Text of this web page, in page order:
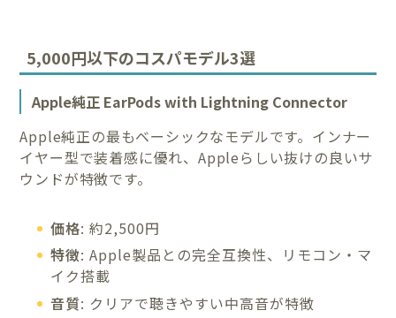
5,000円以下のコスパモデル3選
Apple純正 EarPods with Lightning Connector
Apple純正の最もベーシックなモデルです。インナー
イヤー型で装着感に優れ、Appleらしい抜けの良いサ
ウンドが特徴です。
価格: 約2,500円
特徴: Apple製品との完全互換性、リモコン・マ
イク搭載
音質: クリアで聴きやすい中高音が特徴